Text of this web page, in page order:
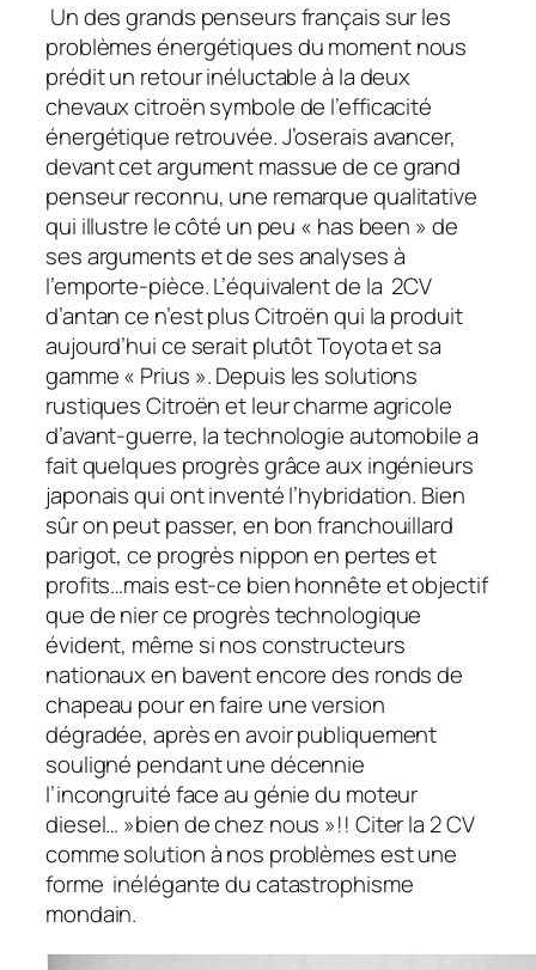
Un des grands penseurs français sur les
problèmes énergétiques du moment nous
prédit un retour inéluctable à la deux
chevaux citroën symbole de l’efficacité
énergétique retrouvée. J’oserais avancer,
devant cet argument massue de ce grand
penseur reconnu, une remarque qualitative
qui illustre le côté un peu « has been » de
ses arguments et de ses analyses à
l’emporte-pièce. L’équivalent de la 2CV
d’antan ce n’est plus Citroën qui la produit
aujourd’hui ce serait plutôt Toyota et sa
gamme « Prius ». Depuis les solutions
rustiques Citroën et leur charme agricole
d’avant-guerre, la technologie automobile a
fait quelques progrès grâce aux ingénieurs
japonais qui ont inventé l’hybridation. Bien
sûr on peut passer, en bon franchouillard
parigot, ce progrès nippon en pertes et
profits…mais est-ce bien honnête et objectif
que de nier ce progrès technologique
évident, même si nos constructeurs
nationaux en bavent encore des ronds de
chapeau pour en faire une version
dégradée, après en avoir publiquement
souligné pendant une décennie
l’incongruité face au génie du moteur
diesel… »bien de chez nous »!! Citer la 2 CV
comme solution à nos problèmes est une
forme inélégante du catastrophisme
mondain.